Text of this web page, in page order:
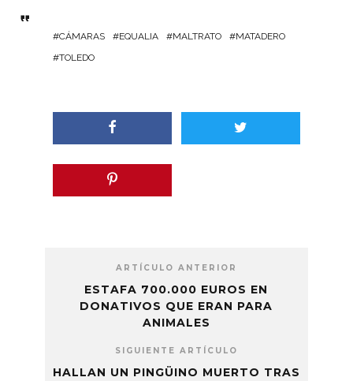
CÁMARAS EQUALIA MALTRATO
MATADERO
TOLEDO
ARTÍCULO ANTERIOR
ESTAFA 700.000 EUROS EN
DONATIVOS QUE ERAN PARA
ANIMALES
SIGUIENTE ARTÍCULO
HALLAN UN PINGÜINO MUERTO TRAS